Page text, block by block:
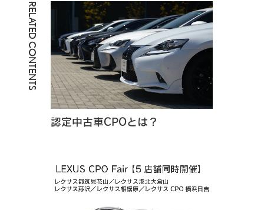
RELATED CONTENTS
認定中古車CPOとは？